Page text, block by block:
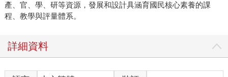
產、官、學、研等資源，發展和設計具涵育國民核心素養的課
程、教學與評量體系。
詳細資料